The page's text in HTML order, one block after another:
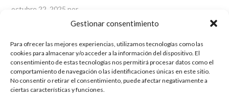
Gestionar consentimiento
Para ofrecer las mejores experiencias, utilizamos tecnologías como las
cookies para almacenar y/o acceder a la información del dispositivo. El
consentimiento de estas tecnologías nos permitirá procesar datos como el
comportamiento de navegación o las identificaciones únicas en este sitio.
No consentir o retirar el consentimiento, puede afectar negativamente a
ciertas características y funciones.
octubre 22, 2025 por
El grupo de investigación en Economía Pública cuenta con financiación
del Gobierno de Aragón
Copyright © 2025 ·Monta tu Blog